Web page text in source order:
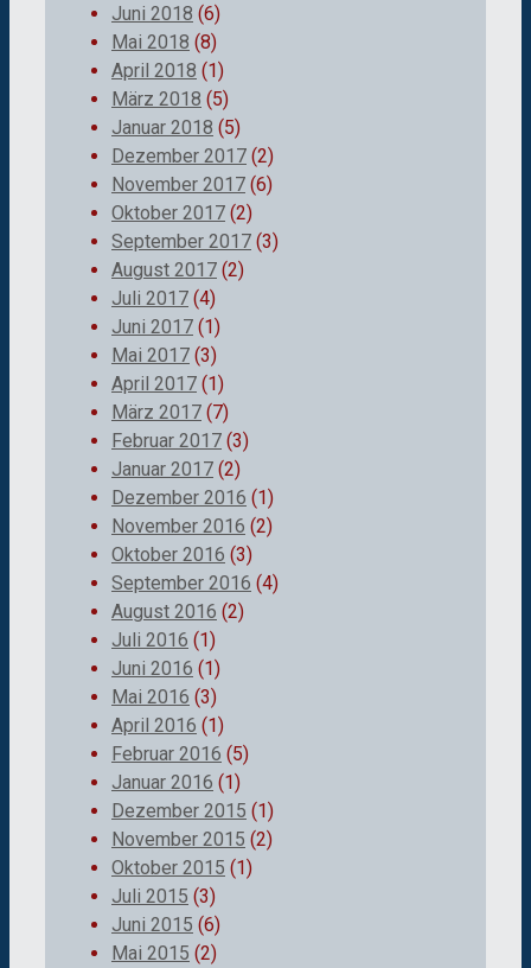
Juni 2018 (6)
Mai 2018 (8)
April 2018 (1)
März 2018 (5)
Januar 2018 (5)
Dezember 2017 (2)
November 2017 (6)
Oktober 2017 (2)
September 2017 (3)
August 2017 (2)
Juli 2017 (4)
Juni 2017 (1)
Mai 2017 (3)
April 2017 (1)
März 2017 (7)
Februar 2017 (3)
Januar 2017 (2)
Dezember 2016 (1)
November 2016 (2)
Oktober 2016 (3)
September 2016 (4)
August 2016 (2)
Juli 2016 (1)
Juni 2016 (1)
Mai 2016 (3)
April 2016 (1)
Februar 2016 (5)
Januar 2016 (1)
Dezember 2015 (1)
November 2015 (2)
Oktober 2015 (1)
Juli 2015 (3)
Juni 2015 (6)
Mai 2015 (2)